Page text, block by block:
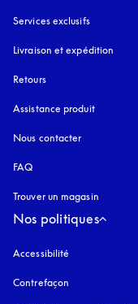
Services exclusifs
Livraison et expédition
Retours
Assistance produit
Nous contacter
FAQ
Trouver un magasin
Nos politiques
Accessibilité
Contrefaçon